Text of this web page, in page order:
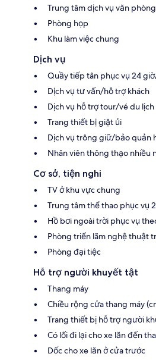
Trung tâm dịch vụ văn phòng
Phòng họp
Khu làm việc chung
Dịch vụ
Quầy tiếp tân phục vụ 24
Dịch vụ tư vấn/hỗ trợ khách
Dịch vụ hỗ trợ tour/vé du lịch
Trang thiết bị giặt ủi
Dịch vụ trông giữ/bảo quản
Nhân viên thông thạo nhiều
Cơ sở, tiện nghi
TV ở khu vực chung
Trung tâm thể thao phục vụ
Hồ bơi ngoài trời phục vụ
Phòng triển lãm nghệ thuật
Phòng đại tiệc
Hỗ trợ người khuyết tật
Thang máy
Chiều rộng cửa thang máy
Trang thiết bị hỗ trợ người
Có lối đi lại cho xe lăn đến
Dốc cho xe lăn ở cửa trước